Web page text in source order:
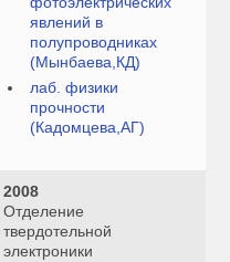
явлений в
полупроводниках
(Мынбаева,КД)
лаб. физики
прочности
(Кадомцева,АГ)
2008
Отделение
твердотельной
электроники